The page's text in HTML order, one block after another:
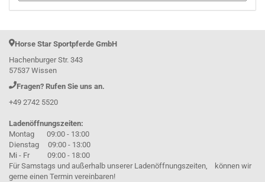
Horse Star Sportpferde GmbH
Hachenburger Str. 343
57537 Wissen
Fragen? Rufen Sie uns an.
+49 2742 5520
Ladenöffnungszeiten:
Montag 09:00 - 13:00
Dienstag 09:00 - 13:00
Mi - Fr 09:00 - 18:00
Für Samstags und außerhalb unserer Ladenöffnungszeiten, können wir
gerne einen Termin vereinbaren!